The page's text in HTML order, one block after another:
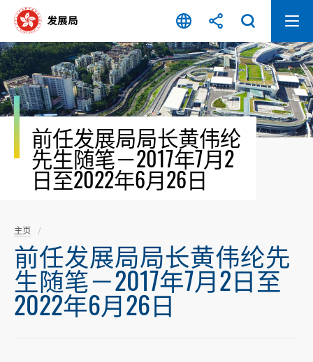
容
开
始
前任发展局局长黄伟纶
先生随笔－2017年7月2
日至2022年6月26日
主页
前任发展局局长黄伟纶先
生随笔－2017年7月2日至
2022年6月26日